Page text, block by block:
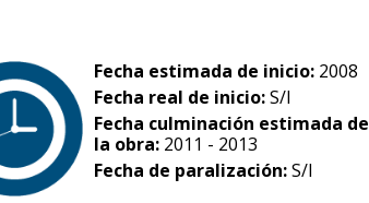
Fecha estimada de inicio: 2008
Fecha real de inicio:S/I
Fecha culminación estimada de
la obra: 2011 - 2013
Fecha de paralización:S/I